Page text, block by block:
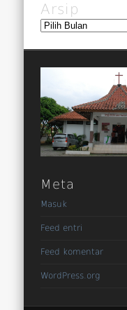
Arsip
Arsip
Meta
Masuk
Feed entri
Feed komentar
WordPress.org